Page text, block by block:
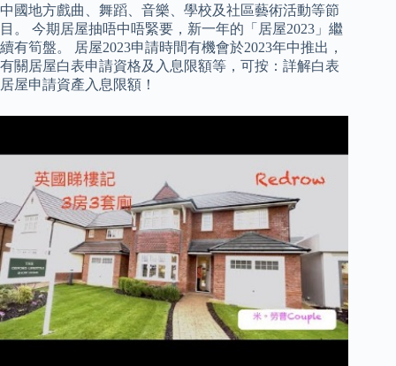
中國地方戲曲、舞蹈、音樂、學校及社區藝術活動等節
目。 今期居屋抽唔中唔緊要，新一年的「居屋2023」繼
續有筍盤。 居屋2023申請時間有機會於2023年中推出，
有關居屋白表申請資格及入息限額等，可按：詳解白表
居屋申請資產入息限額！